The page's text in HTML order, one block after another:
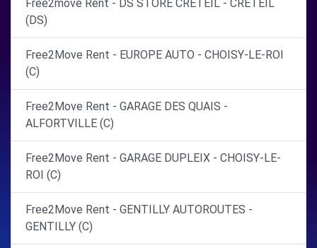
Free2move Rent - DS STORE CRETEIL - CRETEIL
(DS)
Free2Move Rent - EUROPE AUTO - CHOISY-LE-ROI
(C)
Free2Move Rent - GARAGE DES QUAIS -
ALFORTVILLE (C)
Free2Move Rent - GARAGE DUPLEIX - CHOISY-LE-
ROI (C)
Free2Move Rent - GENTILLY AUTOROUTES -
GENTILLY (C)